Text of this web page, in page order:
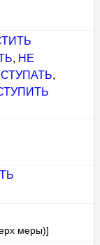
, НЕ
,
меры)]